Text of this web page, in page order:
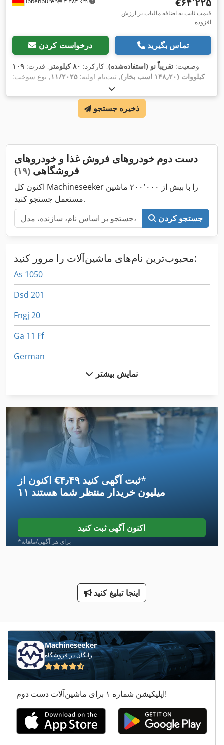
قیمت ثابت به اضافه مالیات بر ارزش
افزوده
درخواست کردن تماس بگیرید
وضعیت: تقریباً نو (استفاده‌شده), کارکرد: ۸۰ کیلومتر , قدرت: ۱۰۹
کیلووات (۱۴۸٫۲۰ اسب بخار)
, ثبت‌نام اولیه: ۱۱/۲۰۲۵, نوع سوخت:
میلی‌متر, عرض فضای بارگیری:۲٬۲۰۰ میلی‌متر
, ارتفاع فضای
بارگیری:۲٬۳۰۰ میلی‌متر
ذخیره جستجو
دست دوم خودروهای فروش غذا و خودروهای
فروشگاهی (۱۹)
اکنون کل Machineseeker را با بیش از ۲۰۰٬۰۰۰ ماشین
مستعمل جستجو کنید.
جستجو کردن
محبوب‌ترین نام‌های ماشین‌آلات را مرور کنید:
As 1050
Dsd 201
Fngj 20
Ga 11 Ff
German
International 1480
International 1586
International 2674
International 433
International 434
International 560
International 584
خودرو
خودرو شهری
صفحه جعبه
محصول
نمایش بیشتر
اکنون از ‎€۴٫۴۹ ثبت آگهی کنید*
۱۱ میلیون خریدار منتظر شما هستند
اکنون آگهی ثبت کنید
*برای هر آگهی/ماهانه
اینجا تبلیغ کنید
Machineseeker
رایگان در فروشگاه
اپلیکیشن شماره ۱ برای ماشین‌آلات دست دوم!